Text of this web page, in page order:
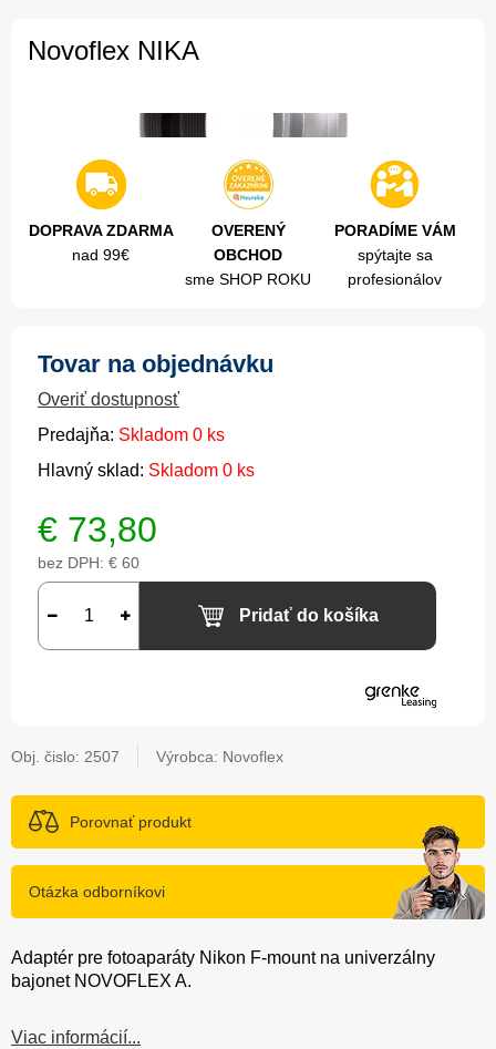
Novoflex NIKA
DOPRAVA ZDARMA
nad 99€
OVERENÝ
OBCHOD
sme SHOP ROKU
PORADÍME VÁM
spýtajte sa
profesionálov
Tovar na objednávku
Overiť dostupnosť
Predajňa: Skladom 0 ks
Hlavný sklad: Skladom 0 ks
€ 73,80
bez DPH: € 60
Pridať do košíka
Obj. čislo: 2507 Výrobca: Novoflex
Porovnať produkt
Otázka odborníkovi
Adaptér pre fotoaparáty Nikon F-mount na univerzálny
bajonet NOVOFLEX A.
Viac informácií...